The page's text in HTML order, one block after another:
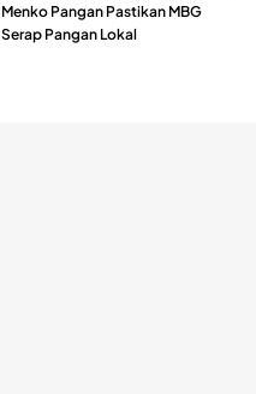
Menko Pangan Pastikan MBG
Serap Pangan Lokal